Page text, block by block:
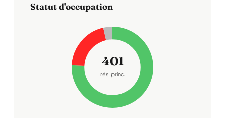
Statut d'occupation
401
rés. princ.